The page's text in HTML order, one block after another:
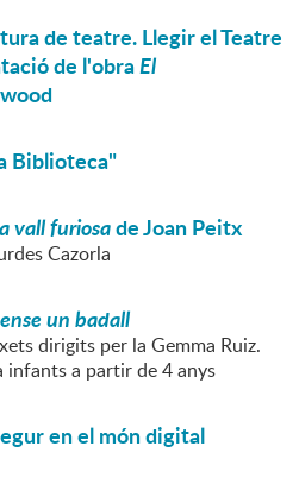
de teatre. Llegir el Teatre
de l'obraEl
Biblioteca"
vall furiosade Joan Peitx
Cazorla
unbadall
dirigits per la Gemma Ruiz.
a partir de 4 anys
en el món digital